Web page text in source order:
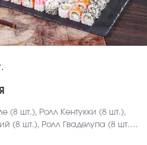
(8 шт.), Ролл Кентукки (8 шт.),
(8 шт.), Ролл Гваделупа (8 шт.),